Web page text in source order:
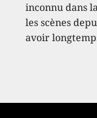
inconnu dans
les scènes
avoir